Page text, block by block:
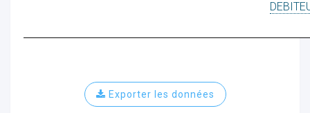
Exporter les données